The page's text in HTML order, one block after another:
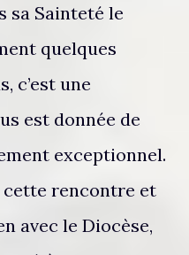
sa Sainteté le
quelques
c’est une
est donnée de
exceptionnel.
rencontre et
avec le Diocèse,